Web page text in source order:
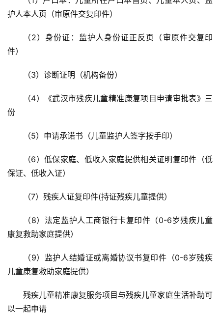
事
游
生
科
观
关
们
护人本人页（审原件交复印件）
（2）身份证：监护人身份证正反页（审原件交复印
件）
（3）诊断证明（机构备份）
（4）《武汉市残疾儿童精准康复项目申请审批表》三
份
（5）申请承诺书（儿童监护人签字按手印）
（6）低保家庭、低收入家庭提供相关证明复印件（低
保证、低收入证）
（7）残疾人证复印件(持证残疾儿童提供）
（8）法定监护人工商银行卡复印件（0-6岁残疾儿童
康复救助家庭提供）
（9）监护人结婚证或离婚协议书复印件（0-6岁残疾
儿童康复救助家庭提供）
残疾儿童精准康复服务项目与残疾儿童家庭生活补助可
以一起申请